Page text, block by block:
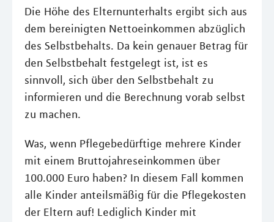
Die Höhe des Elternunterhalts ergibt sich aus
dem bereinigten Nettoeinkommen abzüglich
des Selbstbehalts. Da kein genauer Betrag für
den Selbstbehalt festgelegt ist, ist es
sinnvoll, sich über den Selbstbehalt zu
informieren und die Berechnung vorab selbst
zu machen.
Was, wenn Pflegebedürftige mehrere Kinder
mit einem Bruttojahreseinkommen über
100.000 Euro haben? In diesem Fall kommen
alle Kinder anteilsmäßig für die Pflegekosten
der Eltern auf! Lediglich Kinder mit